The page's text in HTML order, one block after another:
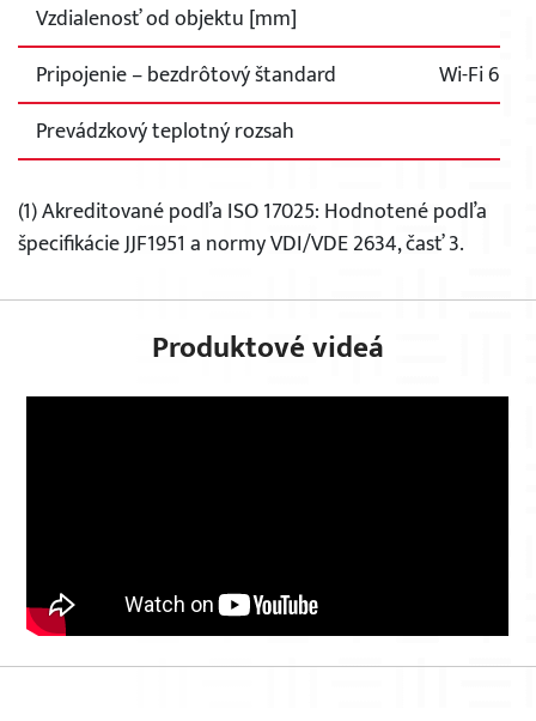
Vzdialenosť od objektu [mm]
Pripojenie – bezdrôtový štandard
Wi-Fi 6，
Prevádzkový teplotný rozsah
(1) Akreditované podľa ISO 17025: Hodnotené podľa
špecifikácie JJF1951 a normy VDI/VDE 2634, časť 3.
Produktové videá